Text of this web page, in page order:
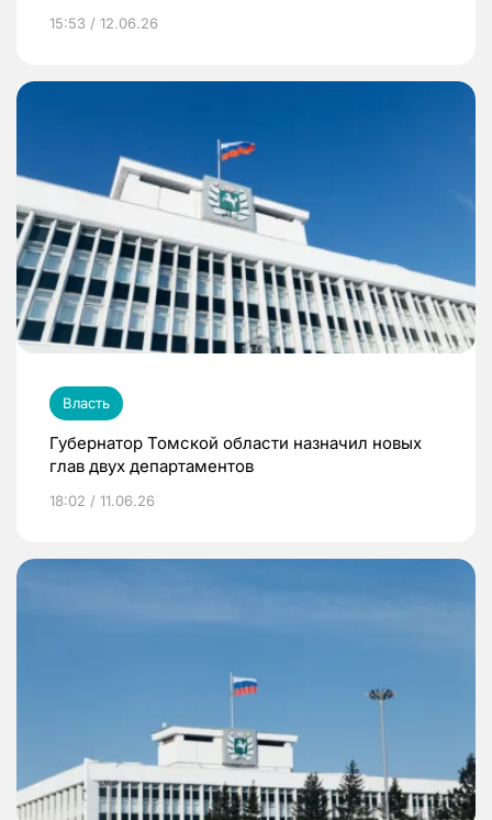
15:53 / 12.06.26
Власть
Губернатор Томской области назначил новых
глав двух департаментов
18:02 / 11.06.26